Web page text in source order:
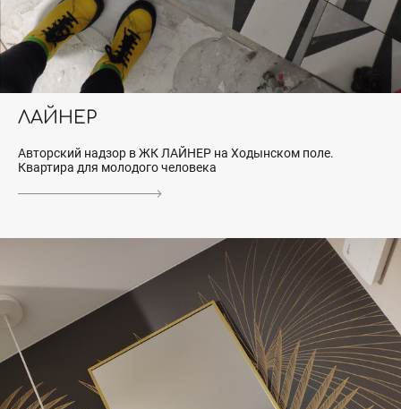
ЛАЙНЕР
Авторский надзор в ЖК ЛАЙНЕР на Ходынском поле.
Квартира для молодого человека